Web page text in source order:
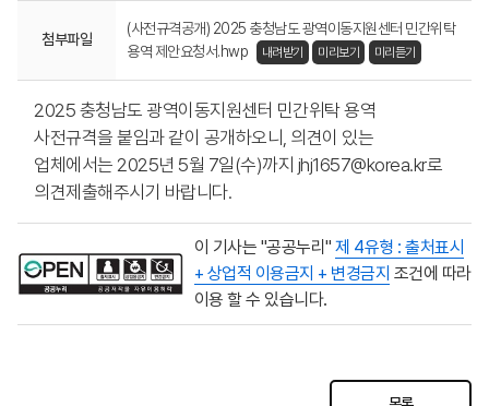
첨부파일
(사전규격공개) 2025 충청남도 광역이동지원센터 민간위탁
용역 제안요청서.hwp
내려받기 미리보기 미리듣기
2025 충청남도 광역이동지원센터 민간위탁 용역
사전규격을 붙임과 같이 공개하오니, 의견이 있는
업체에서는 2025년 5월 7일(수)까지 jhj1657@korea.kr로
의견제출해주시기 바랍니다.
이 기사는 "공공누리"제 4유형 : 출처표시
+ 상업적 이용금지 + 변경금지 조건에 따라
이용 할 수 있습니다.